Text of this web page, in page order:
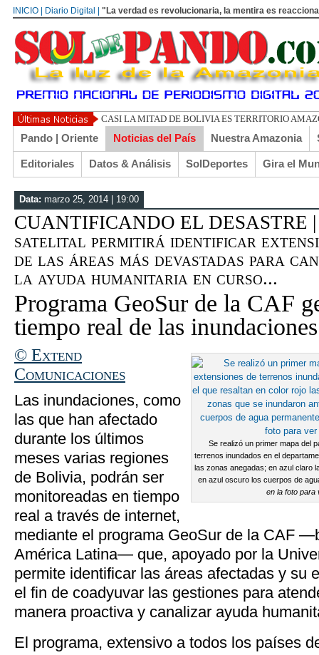
INICIO | Diario Digital | "La verdad es revolucionaria, la mentira es
Pando | Oriente Noticias del País Nuestra Amazonia
Editoriales Datos & Análisis SolDeportes Gira el
Data: marzo 25, 2014 | 19:00
CUANTIFICANDO EL DESASTRE
satelital permitirá identificar
de las áreas más devastadas para
la ayuda humanitaria en curso...
Programa GeoSur de la CAF
tiempo real de las
Se realizó un primer mapa del
terrenos inundados en el
las zonas anegadas; en azul claro
en azul oscuro los cuerpos de
en la foto para
© Extend
Comunicaciones
Las inundaciones, como
las que han afectado
durante los últimos
meses varias regiones
de Bolivia, podrán ser
monitoreadas en tiempo
real a través de internet,
mediante el programa GeoSur de la CAF
América Latina— que, apoyado por la
permite identificar las áreas afectadas y su
el fin de coadyuvar las gestiones para
manera proactiva y canalizar ayuda
El programa, extensivo a todos los países